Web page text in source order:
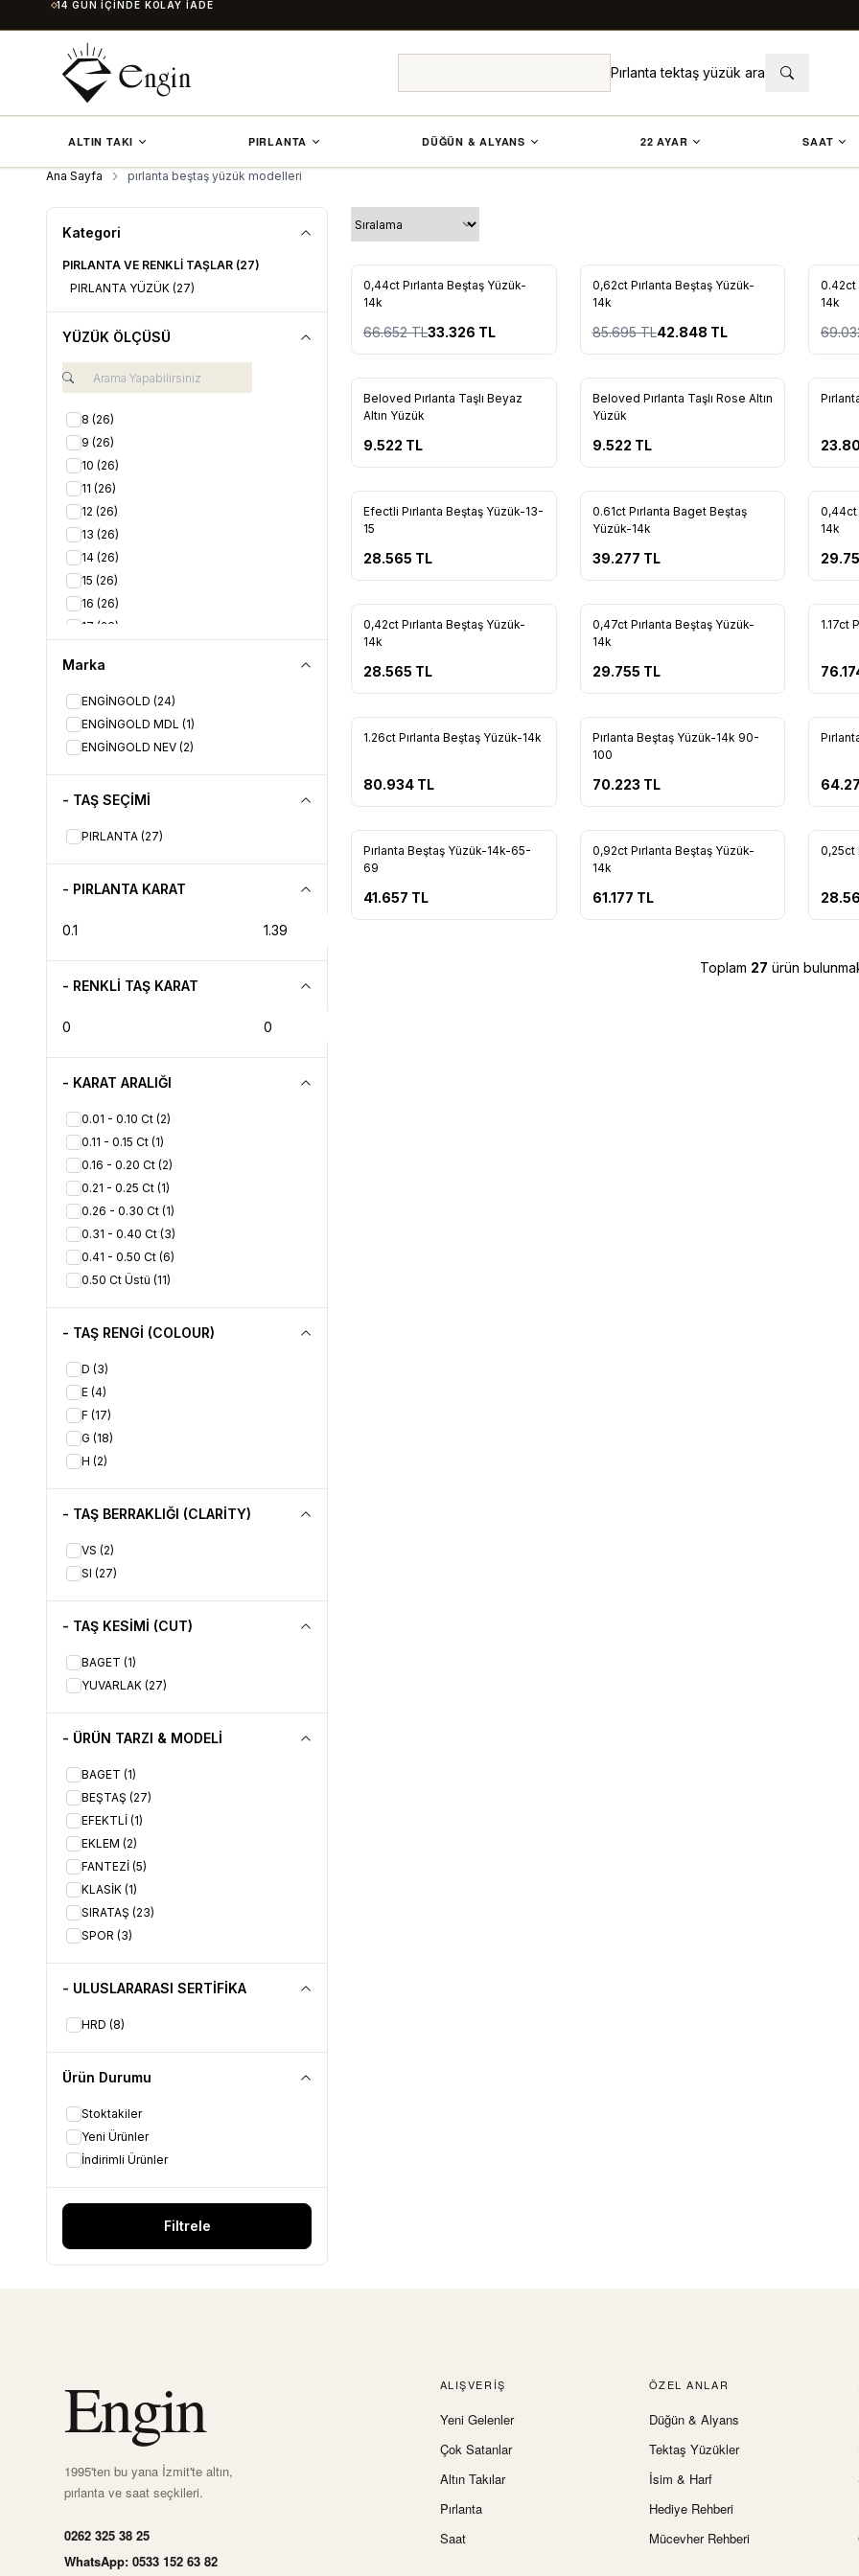
14 GÜN İÇINDE KOLAY İADE
Pırlanta tektaş yüzük ara
ALTIN TAKI PIRLANTA DÜĞÜN & ALYANS 22 AYAR SAAT
Ana Sayfa pırlanta beştaş yüzük modelleri
Kategori
PIRLANTA VE RENKLİ TAŞLAR (27)
PIRLANTA YÜZÜK (27)
YÜZÜK ÖLÇÜSÜ
8 (26)
9 (26)
10 (26)
11 (26)
12 (26)
13 (26)
14 (26)
15 (26)
16 (26)
17 (26)
19(26)
20(26)
21(26)
22(26)
25
Marka
ENGİNGOLD (24)
ENGİNGOLD MDL (1)
ENGİNGOLD NEV (2)
- TAŞ SEÇİMİ
PIRLANTA (27)
- PIRLANTA KARAT
- RENKLİ TAŞ KARAT
- KARAT ARALIĞI
0.01 - 0.10 Ct (2)
0.11 - 0.15 Ct (1)
0.16 - 0.20 Ct (2)
0.21 - 0.25 Ct (1)
0.26 - 0.30 Ct (1)
0.31 - 0.40 Ct (3)
0.41 - 0.50 Ct (6)
0.50 Ct Üstü (11)
- TAŞ RENGİ (COLOUR)
D (3)
E (4)
F (17)
G (18)
H (2)
- TAŞ BERRAKLIĞI (CLARİTY)
VS (2)
SI (27)
- TAŞ KESİMİ (CUT)
BAGET (1)
YUVARLAK (27)
- ÜRÜN TARZI & MODELİ
BAGET (1)
BEŞTAŞ (27)
EFEKTLİ (1)
EKLEM (2)
FANTEZİ (5)
KLASİK (1)
SIRATAŞ (23)
SPOR (3)
- ULUSLARARASI SERTİFİKA
HRD (8)
Ürün Durumu
Stoktakiler
Yeni Ürünler
İndirimli Ürünler
Filtrele
%50
Favorilere Ekle
0,44ct Pırlanta Beştaş Yüzük-
14k
66.652TL33.326 TL
%50
Favorilere Ekle
0,62ct Pırlanta Beştaş Yüzük-
14k
85.695TL42.848 TL
%50
0.42ct
14k
Favorilere Ekle
Tükendi
Beloved Pırlanta Taşlı Beyaz
Altın Yüzük
9.522 TL
Favorilere Ekle
Tükendi
Beloved Pırlanta Taşlı Rose Altın
Yüzük
9.522 TL
Tükendi
Favorilere Ekle
Tükendi
Efectli Pırlanta Beştaş Yüzük-13-
15
28.565 TL
Favorilere Ekle
Tükendi
0.61ct Pırlanta Baget Beştaş
Yüzük-14k
39.277 TL
Tükendi
0,44ct
14k
Favorilere Ekle
Tükendi
0,42ct Pırlanta Beştaş Yüzük-
14k
28.565 TL
Favorilere Ekle
Tükendi
0,47ct Pırlanta Beştaş Yüzük-
14k
29.755 TL
Tükendi
1.17ct
Tükendi
1.26ct Pırlanta Beştaş Yüzük-14k
80.934 TL
Favorilere Ekle
Tükendi
Pırlanta Beştaş Yüzük-14k 90-
100
70.223 TL
Tükendi
Favorilere Ekle
Tükendi
Pırlanta Beştaş Yüzük-14k-65-
69
41.657 TL
Favorilere Ekle
Tükendi
0,92ct Pırlanta Beştaş Yüzük-
14k
61.177 TL
Tükendi
0,25ct
Toplam 27 ürün
Engin
1995'ten bu yana İzmit'te altın,
pırlanta ve saat seçkileri.
0262 325 38 25
WhatsApp: 0533 152 63 82
ALIŞVERIŞ
Yeni Gelenler
Çok Satanlar
Altın Takılar
Pırlanta
Saat
ÖZEL ANLAR
Düğün & Alyans
Tektaş Yüzükler
İsim & Harf
Hediye Rehberi
Mücevher Rehberi